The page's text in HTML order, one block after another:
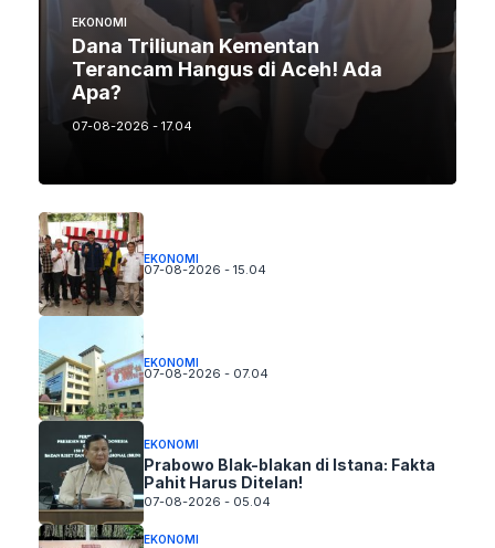
EKONOMI
Dana Triliunan Kementan
Terancam Hangus di Aceh! Ada
Apa?
07-08-2026 - 17.04
EKONOMI
07-08-2026 - 15.04
EKONOMI
07-08-2026 - 07.04
EKONOMI
Prabowo Blak-blakan di Istana: Fakta
Pahit Harus Ditelan!
07-08-2026 - 05.04
EKONOMI